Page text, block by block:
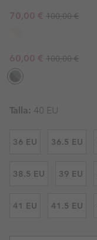
Sale price:
70,00 € Regular price:
100,00 €
Sale price:
60,00 € Regular price:
100,00 €
Talla: 40 EU
36 EU 36.5 EU
38.5 EU 39 EU
41 EU 41.5 EU